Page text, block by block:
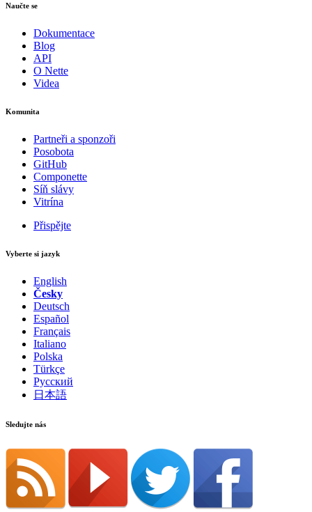
Naučte se
Dokumentace
Blog
API
O Nette
Videa
Komunita
Partneři a sponzoři
Posobota
GitHub
Componette
Síň slávy
Vitrína
Přispějte
Vyberte si jazyk
English
Česky
Deutsch
Español
Français
Italiano
Polska
Türkçe
Русский
日本語
Sledujte nás